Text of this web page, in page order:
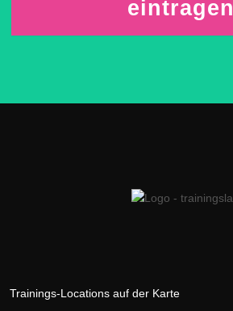
eintragen
Trainings-Locations auf der Karte